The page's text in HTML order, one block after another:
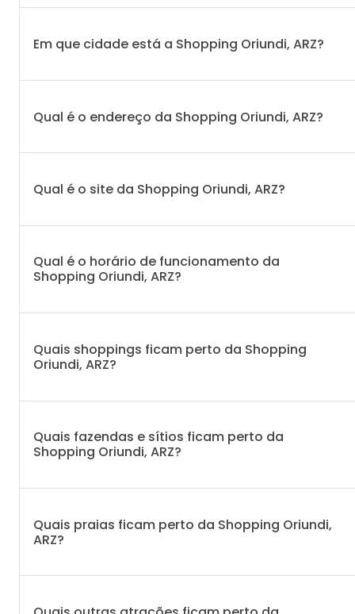
Em que cidade está a Shopping Oriundi, ARZ?
Qual é o endereço da Shopping Oriundi, ARZ?
Qual é o site da Shopping Oriundi, ARZ?
Qual é o horário de funcionamento da
Shopping Oriundi, ARZ?
Quais shoppings ficam perto da Shopping
Oriundi, ARZ?
Quais fazendas e sítios ficam perto da
Shopping Oriundi, ARZ?
Quais praias ficam perto da Shopping Oriundi,
ARZ?